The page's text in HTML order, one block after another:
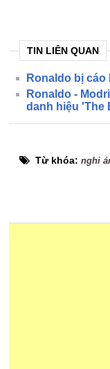
TIN LIÊN QUAN
Ronaldo bị
Ronaldo -
danh hiệu 'The
Từ khóa:nghi